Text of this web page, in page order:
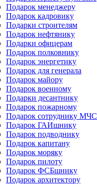
Подарок менеджеру
Подарок кадровику
Подарки строителям
Подарок нефтянику
Подарки офицерам
Подарок полковнику
Подарок энергетику
Подарок для генерала
Подарок майору
Подарок военному
Подарки десантнику
Подарок пожарному
Подарок сотруднику МЧС
Подарок ГАИшнику
Подарок подводнику
Подарок капитану
Подарок моряку
Подарок пилоту
Подарок ФСБшнику
Подарок архитектору